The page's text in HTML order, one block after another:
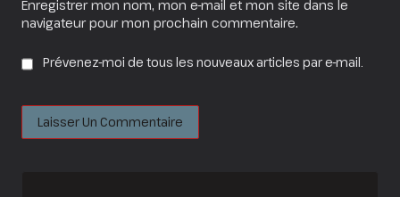
Enregistrer mon nom, mon e-mail et mon site dans le
navigateur pour mon prochain commentaire.
Prévenez-moi de tous les nouveaux articles par e-mail.